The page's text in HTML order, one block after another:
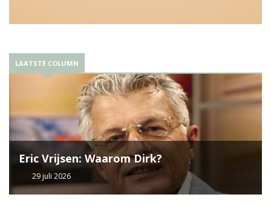
LAATSTE COLUMN
Eric Vrijsen: Waarom Dirk?
29 juli 2026